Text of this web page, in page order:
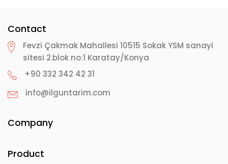
Contact
Fevzi Çakmak Mahallesi 10515 Sokak YSM sanayi
sitesi 2.blok no:1 Karatay/Konya
+90 332 342 42 31
info@ilguntarim.com
Company
Product